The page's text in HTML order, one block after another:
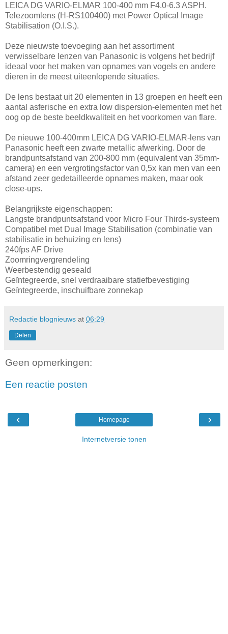
LEICA DG VARIO-ELMAR 100-400 mm F4.0-6.3 ASPH.
Telezoomlens (H-RS100400) met Power Optical Image
Stabilisation (O.I.S.).
Deze nieuwste toevoeging aan het assortiment
verwisselbare lenzen van Panasonic is volgens het bedrijf
ideaal voor het maken van opnames van vogels en andere
dieren in de meest uiteenlopende situaties.
De lens bestaat uit 20 elementen in 13 groepen en heeft een
aantal asferische en extra low dispersion-elementen met het
oog op de beste beeldkwaliteit en het voorkomen van flare.
De nieuwe 100-400mm LEICA DG VARIO-ELMAR-lens van
Panasonic heeft een zwarte metallic afwerking. Door de
brandpuntsafstand van 200-800 mm (equivalent van 35mm-
camera) en een vergrotingsfactor van 0,5x kan men van een
afstand zeer gedetailleerde opnames maken, maar ook
close-ups.
Belangrijkste eigenschappen:
Langste brandpuntsafstand voor Micro Four Thirds-systeem
Compatibel met Dual Image Stabilisation (combinatie van
stabilisatie in behuizing en lens)
240fps AF Drive
Zoomringvergrendeling
Weerbestendig geseald
Geïntegreerde, snel verdraaibare statiefbevestiging
Geïntegreerde, inschuifbare zonnekap
Redactie blognieuws at 06:29
Delen
Geen opmerkingen:
Een reactie posten
‹ ›
Homepage
Internetversie tonen